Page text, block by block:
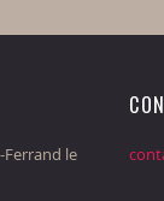
le